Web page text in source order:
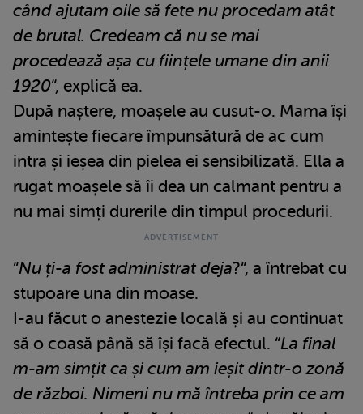
când ajutam oile să fete nu procedam atât
de brutal. Credeam că nu se mai
procedează așa cu ființele umane din anii
1920“, explică ea.
După naștere, moașele au cusut-o. Mama își
amintește fiecare împunsătură de ac cum
intra și ieșea din pielea ei sensibilizată. Ella a
rugat moașele să îi dea un calmant pentru a
nu mai simți durerile din timpul procedurii.
“Nu ți-a fost administrat deja?“, a întrebat cu
stupoare una din moase.
I-au făcut o anestezie locală și au continuat
să o coasă până să își facă efectul. “La final
m-am simțit ca și cum am ieșit dintr-o zonă
de război. Nimeni nu mă întreba prin ce am